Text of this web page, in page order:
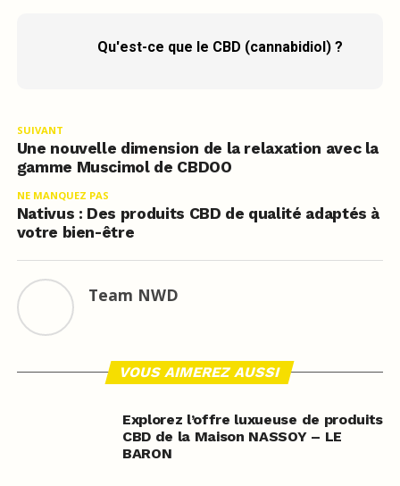
Qu'est-ce que le CBD (cannabidiol) ?
SUIVANT
Une nouvelle dimension de la relaxation avec la
gamme Muscimol de CBDOO
NE MANQUEZ PAS
Nativus : Des produits CBD de qualité adaptés à
votre bien-être
Team NWD
VOUS AIMEREZ AUSSI
Explorez l’offre luxueuse de produits
CBD de la Maison NASSOY – LE
BARON